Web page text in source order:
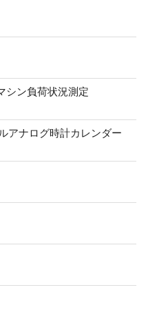
シン負荷状況測定
アナログ時計カレンダー